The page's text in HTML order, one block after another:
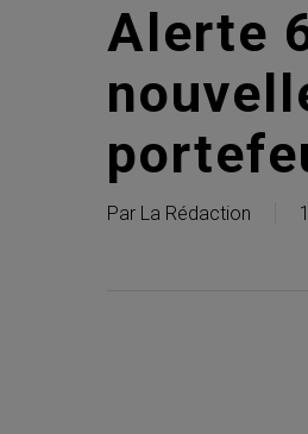
Alerte
Par La Rédaction